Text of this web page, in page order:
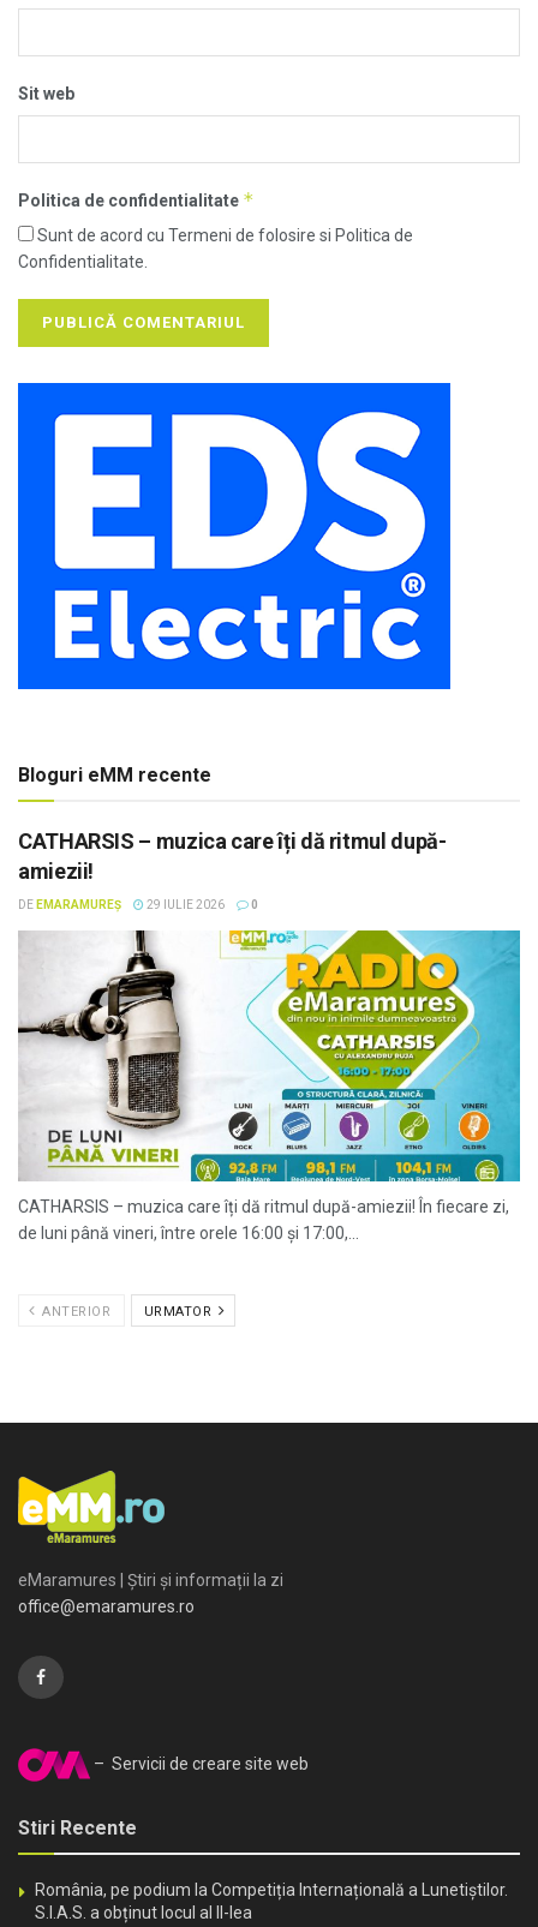
Sit web
Politica de confidentialitate *
Sunt de acord cu Termeni de folosire si Politica de
Confidentialitate.
Bloguri eMM recente
CATHARSIS – muzica care îți dă ritmul după-
amiezii!
DE EMARAMUREȘ 29 IULIE 2026 0
CATHARSIS – muzica care îți dă ritmul după-amiezii! În fiecare zi,
de luni până vineri, între orele 16:00 și 17:00,...
ANTERIOR URMATOR
eMaramures | Știri și informații la zi
office@emaramures.ro
– Servicii de creare site web
Stiri Recente
România, pe podium la Competiția Internațională a Lunetiștilor.
S.I.A.S. a obținut locul al II-lea